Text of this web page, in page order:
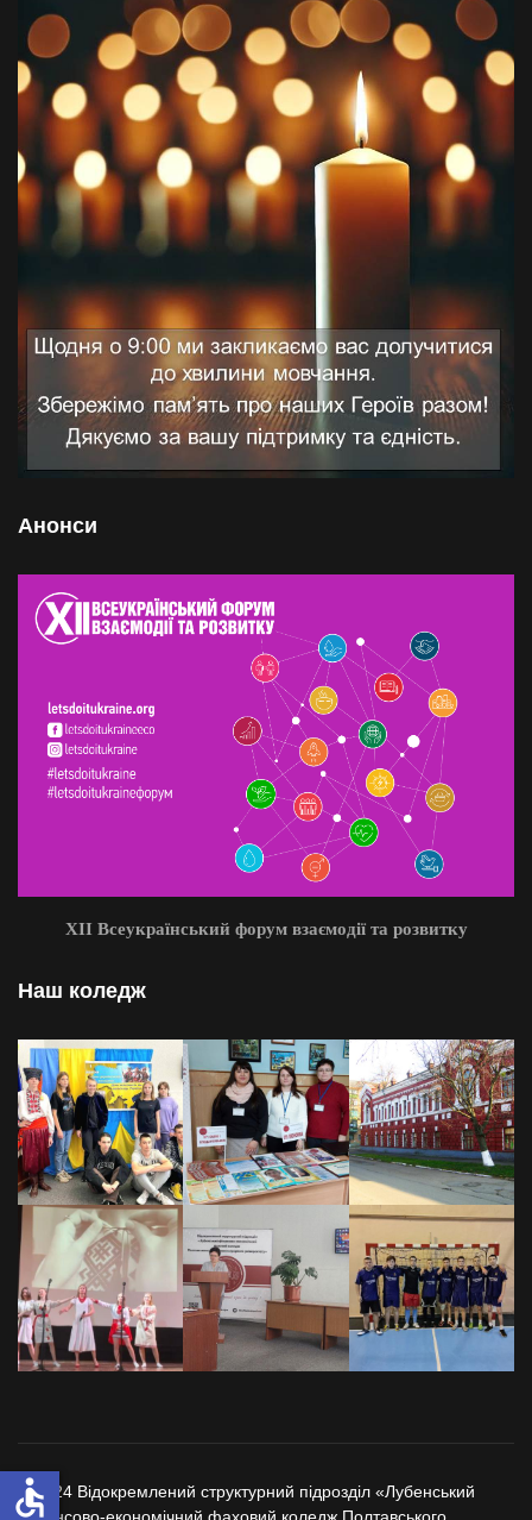
Анонси
XII Всеукраїнський форум взаємодії та розвитку
Наш коледж
© 2024 Відокремлений структурний підрозділ «Лубенський
фінансово-економічний фаховий коледж Полтавського
accessible